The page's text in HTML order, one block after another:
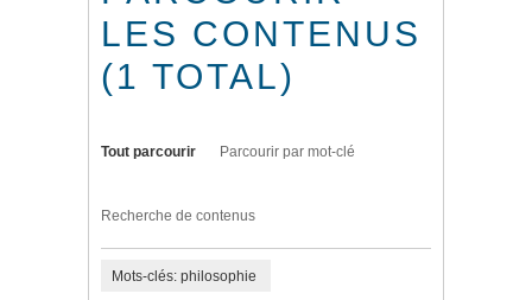
LES CONTENUS
(1 TOTAL)
Tout parcourir Parcourir par mot-clé
Recherche de contenus
Mots-clés: philosophie